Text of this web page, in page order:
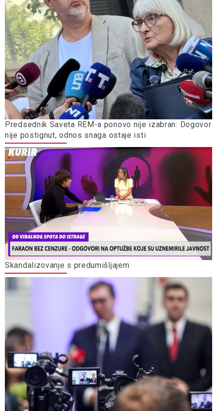
Predsednik Saveta REM-a ponovo nije izabran: Dogovor
nije postignut, odnos snaga ostaje isti
Skandalizovanje s predumišljajem